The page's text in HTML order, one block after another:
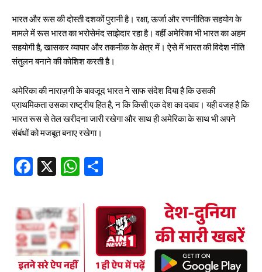
भारत और रूस की दोस्ती दशकों पुरानी है। रक्षा, ऊर्जा और रणनीतिक सहयोग के
मामले में रूस भारत का भरोसेमंद साझेदार रहा है। वहीं अमेरिका भी भारत का अहम
सहयोगी है, खासकर व्यापार और तकनीक के क्षेत्र में। ऐसे में भारत की विदेश नीति
संतुलन बनाने की कोशिश करती है।
अमेरिका की नाराज़गी के बावजूद भारत ने साफ संदेश दिया है कि उसकी
प्राथमिकता उसका राष्ट्रीय हित है, न कि किसी एक देश का दबाव। यही वजह है कि
भारत रूस से तेल खरीदना जारी रखेगा और साथ ही अमेरिका के साथ भी अपने
संबंधों को मजबूत बनाए रखेगा।
Fa
ce
b
oo
k
X W
ha
ts
A
p
p
re